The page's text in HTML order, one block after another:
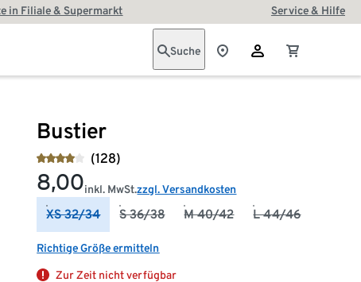
in Filiale & Supermarkt Service & Hilfe
Suche
Bustier
(128)
8,00inkl. MwSt.zzgl. Versandkosten
XS 32/34 S 36/38 M 40/42 L 44/46
Richtige Größe ermitteln
Zur Zeit nicht verfügbar